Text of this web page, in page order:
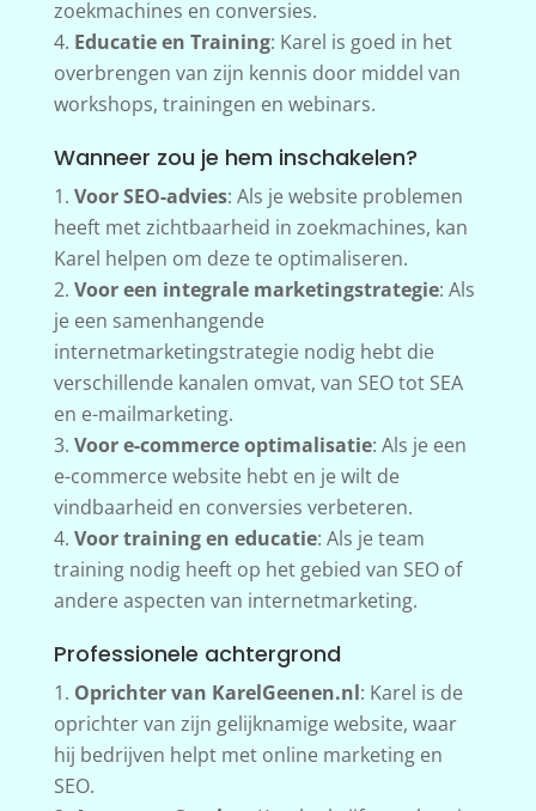
zoekmachines en conversies.
Educatie en Training: Karel is goed in het
overbrengen van zijn kennis door middel van
workshops, trainingen en webinars.
Wanneer zou je hem inschakelen?
Voor SEO-advies: Als je website problemen
heeft met zichtbaarheid in zoekmachines, kan
Karel helpen om deze te optimaliseren.
Voor een integrale marketingstrategie: Als
je een samenhangende
internetmarketingstrategie nodig hebt die
verschillende kanalen omvat, van SEO tot SEA
en e-mailmarketing.
Voor e-commerce optimalisatie: Als je een
e-commerce website hebt en je wilt de
vindbaarheid en conversies verbeteren.
Voor training en educatie: Als je team
training nodig heeft op het gebied van SEO of
andere aspecten van internetmarketing.
Professionele achtergrond
Oprichter van KarelGeenen.nl: Karel is de
oprichter van zijn gelijknamige website, waar
hij bedrijven helpt met online marketing en
SEO.